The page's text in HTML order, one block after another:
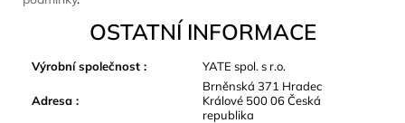
OSTATNÍ INFORMACE
Výrobní společnost : YATE spol. s r.o.
Adresa :
Brněnská 371 Hradec
Králové 500 06 Česká
republika